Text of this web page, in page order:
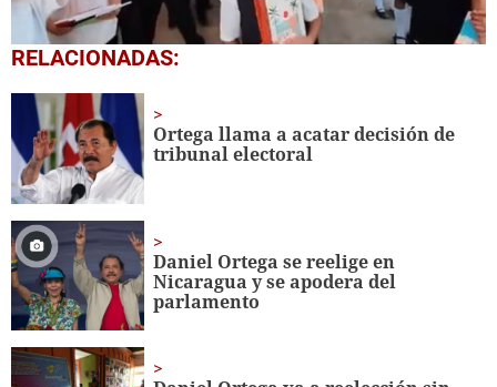
0
seconds
minute,
56
seconds
RELACIONADAS:
Ortega llama a acatar decisión de
tribunal electoral
Daniel Ortega se reelige en
Nicaragua y se apodera del
parlamento